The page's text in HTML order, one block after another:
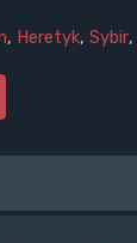
, Heretyk, Sybir,